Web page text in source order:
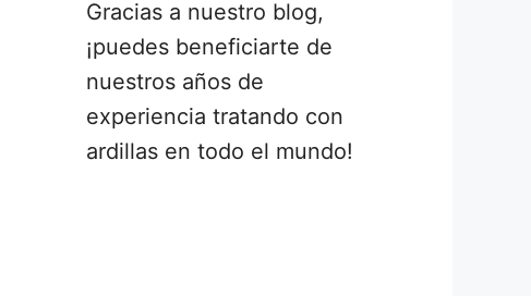
Gracias a nuestro blog,
¡puedes beneficiarte de
nuestros años de
experiencia tratando con
ardillas en todo el mundo!